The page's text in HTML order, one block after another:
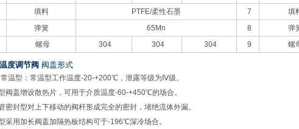
填料
PTFE/柔性石墨 7 填
弹簧
65Mn 8 弹
螺母
304 304 304 9 螺
度调节阀 阀盖形式
温型：常温型工作温度-20-+200℃，泄露等级为Ⅳ级。
阀盖增设散热片，可用于介质温度-60-+450℃的场合。
密封型对上下移动的阀杆形成完全的密封，堵绝流体外漏。
采用加长阀盖加隔热板结构可于-196℃深冷场合。